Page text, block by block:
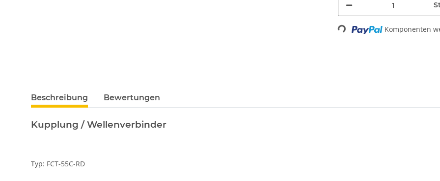
Loading... Komponenten
Beschreibung Bewertungen
Kupplung / Wellenverbinder
Typ: FCT-55C-RD